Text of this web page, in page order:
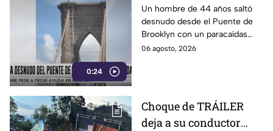
0:24
casero desde el Puente
de Brooklyn
Un hombre de 44 años saltó
desnudo desde el Puente de
Brooklyn con un paracaídas
improvisado. Ahora enfrenta
06 agosto, 2026
Choque de TRÁILER
deja a su conductor